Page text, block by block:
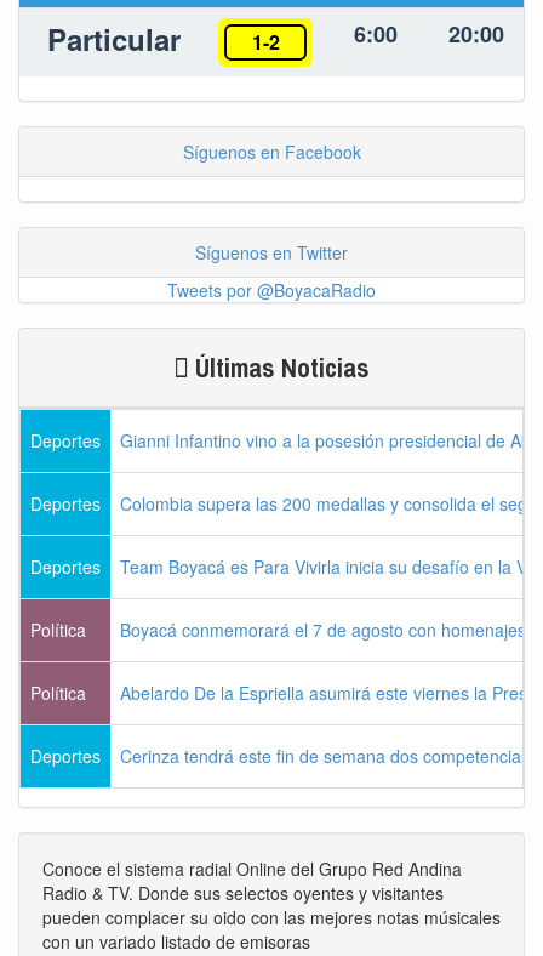
Particular 1-2 6:00 20:00
Síguenos en Facebook
Síguenos en Twitter
Tweets por @BoyacaRadio
Últimas Noticias
Deportes Gianni Infantino vino a la posesión presidencial de
Deportes Colombia supera las 200 medallas y consolida el
Deportes Team Boyacá es Para Vivirla inicia su desafío en la
Política Boyacá conmemorará el 7 de agosto con homenajes
Política Abelardo De la Espriella asumirá este viernes la
Deportes Cerinza tendrá este fin de semana dos competencias
Conoce el sistema radial Online del Grupo Red Andina
Radio & TV. Donde sus selectos oyentes y visitantes
pueden complacer su oido con las mejores notas músicales
con un variado listado de emisoras